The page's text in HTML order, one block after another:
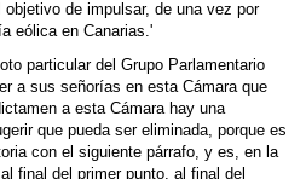
de impulsar, de una vez por
eólica en Canarias.'
particular del Grupo Parlamentario
a sus señorías en esta Cámara que
a esta Cámara hay una
que pueda ser eliminada, porque es
con el siguiente párrafo, y es, en la
final del primer punto, al final del